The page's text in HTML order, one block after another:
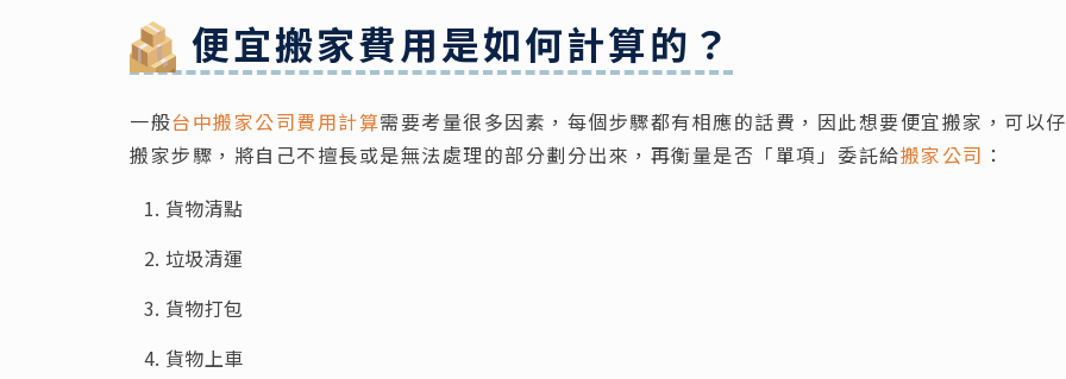
便宜搬家費用是如何計算的？
一般台中搬家公司費用計算需要考量很多因素，每個步驟都有相應的話費，因此想要便宜搬家，可以
搬家步驟，將自己不擅長或是無法處理的部分劃分出來，再衡量是否「單項」委託給搬家公司 ：
貨物清點
垃圾清運
貨物打包
貨物上車